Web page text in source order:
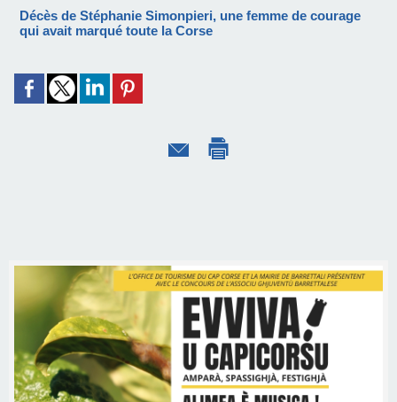
Décès de Stéphanie Simonpieri, une femme de courage
qui avait marqué toute la Corse